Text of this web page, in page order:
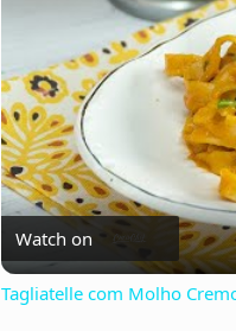
Watch on
Tagliatelle com Molho